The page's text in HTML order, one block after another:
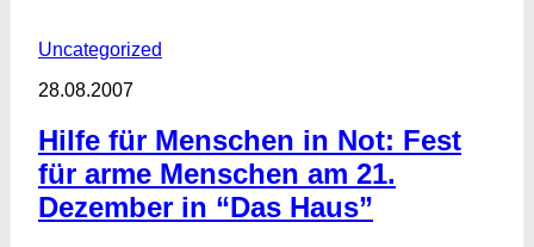
Uncategorized
28.08.2007
Hilfe für Menschen in Not: Fest
für arme Menschen am 21.
Dezember in “Das Haus”